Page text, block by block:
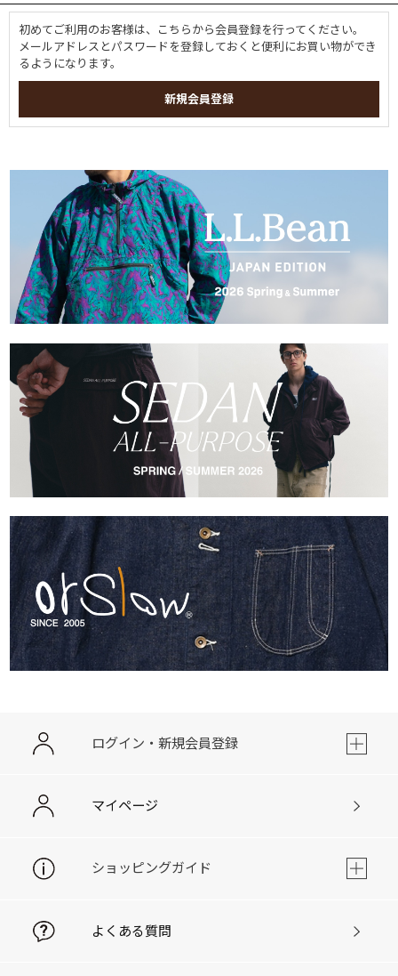
初めてご利用のお客様は、こちらから会員登録を行ってください。
メールアドレスとパスワードを登録しておくと便利にお買い物ができ
るようになります。
ログイン・新規会員登録
マイページ
ショッピングガイド
よくある質問